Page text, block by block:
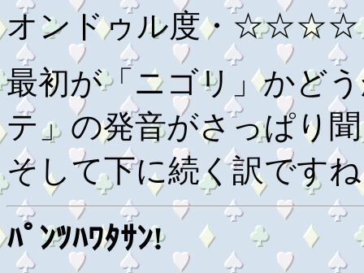
オンドゥル度・☆☆☆☆
最初が「ニゴリ」かど
テ」の発音がさっぱり
そして下に続く訳です
ﾊﾟﾝﾂﾊﾜﾀｻﾝ!